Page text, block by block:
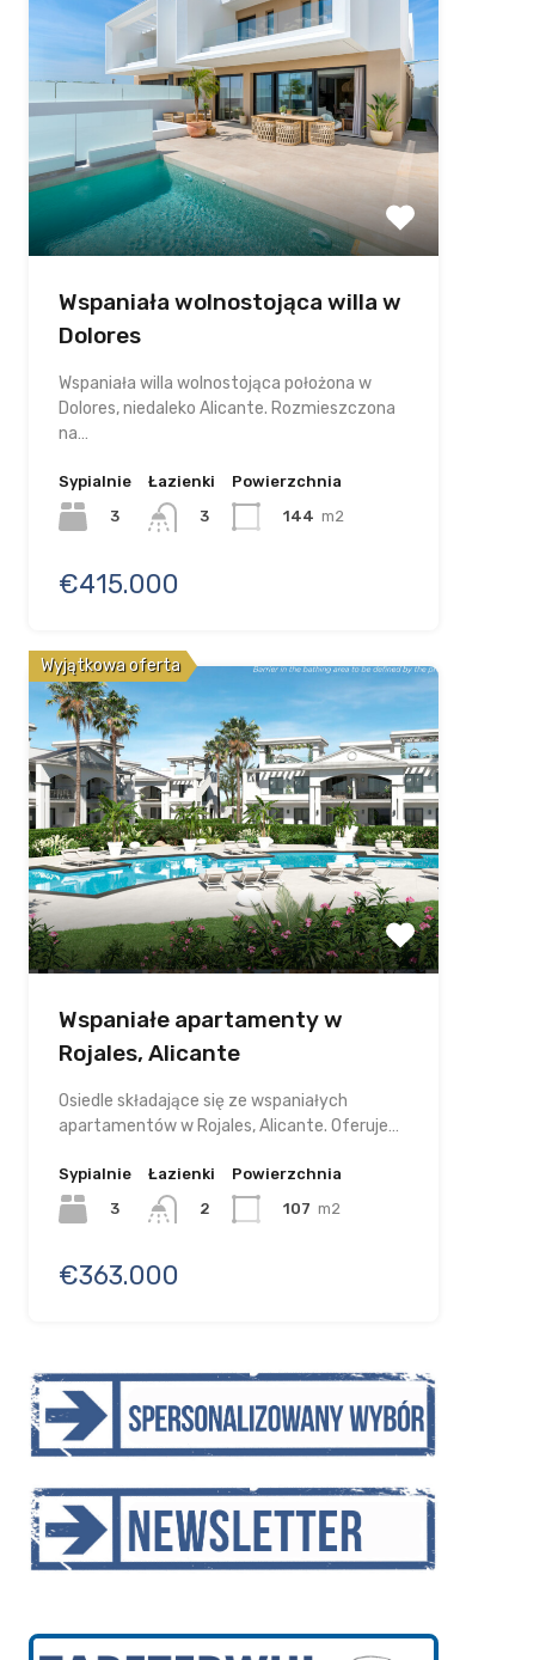
Wspaniała wolnostojąca willa w
Dolores
Wspaniała willa wolnostojąca położona w
Dolores, niedaleko Alicante. Rozmieszczona
na…
Sypialnie
3
Łazienki
3
Powierzchnia
144 m2
€415.000
Wyjątkowa oferta
Wspaniałe apartamenty w
Rojales, Alicante
Osiedle składające się ze wspaniałych
apartamentów w Rojales, Alicante. Oferuje…
Sypialnie
3
Łazienki
2
Powierzchnia
107 m2
€363.000